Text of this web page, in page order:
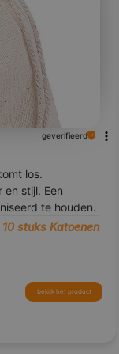
geverifieerd
los.
stijl. Een
te houden.
10 stuks Katoenen
bekijk het product